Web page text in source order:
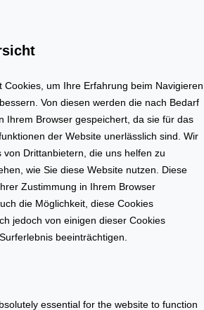
m
a
r
k
t
r
t
e
l
l
e
n
Cookies, um Ihre Erfahrung beim Navigieren
Von diesen werden die nach Bedarf
Ihrem Browser gespeichert, da sie für das
der Website unerlässlich sind. Wir
Drittanbietern, die uns helfen zu
wie Sie diese Website nutzen. Diese
Zustimmung in Ihrem Browser
die Möglichkeit, diese Cookies
jedoch von einigen dieser Cookies
beeinträchtigen.
essential for the website to function